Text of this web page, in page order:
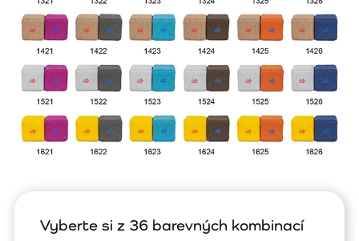
Vyberte si z 36 barevných kombinací